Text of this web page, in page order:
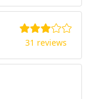
31 reviews